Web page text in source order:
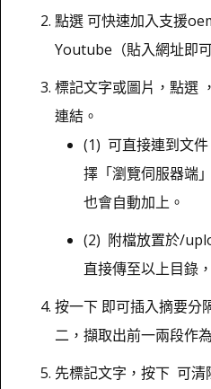
點選 可快速加入支援
Youtube（貼入網址即可
標記文字或圖片，點選
連結。
(1) 可直接連到文
擇「瀏覽伺服器端
也會自動加上。
(2) 附檔放置於/
直接傳至以上目錄
按一下 即可插入摘要分
二，擷取出前一兩段作
先標記文字，按下 可